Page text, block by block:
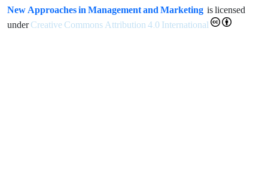
New Approaches in Management and Marketing is licensed
underCreative Commons Attribution 4.0 International